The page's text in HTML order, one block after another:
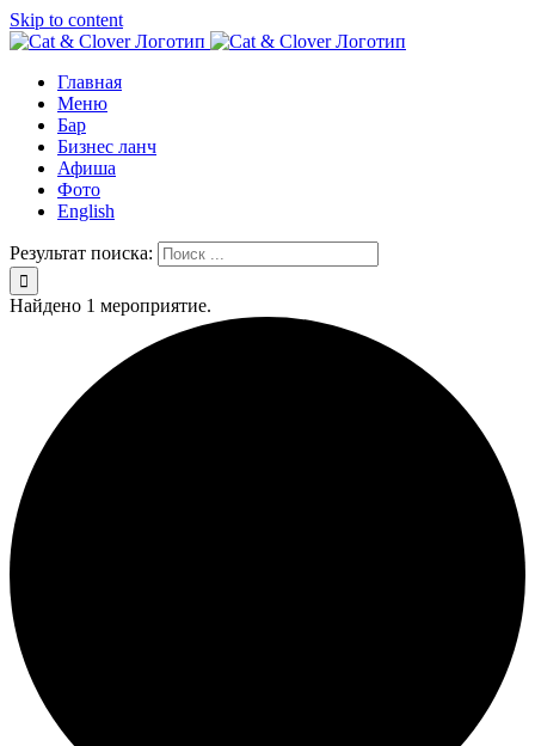
Skip to content
Главная
Меню
Бар
Бизнес ланч
Афиша
Фото
English
Результат поиска:
Найдено 1 мероприятие.